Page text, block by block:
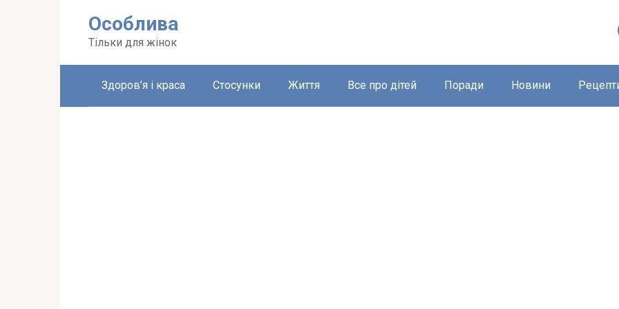
Особлива
Тільки для жінок
Здоров’я і краса Стосунки Життя Все про дітей Поради Новини